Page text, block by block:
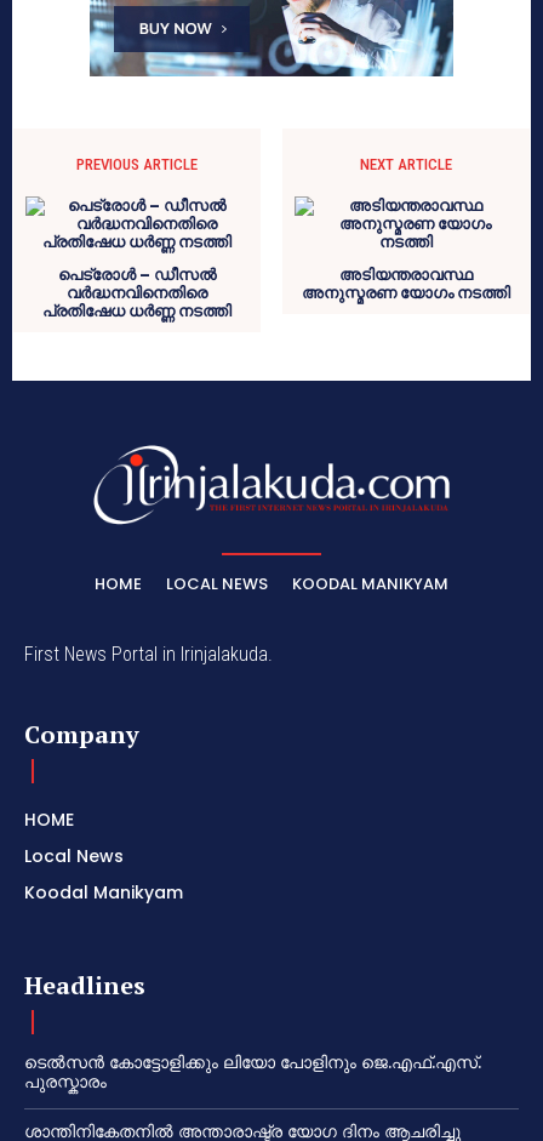
PREVIOUS ARTICLE
പെട്രോൾ – ഡീസൽ
വർദ്ധനവിനെതിരെ
പ്രതിഷേധ ധർണ്ണ നടത്തി
NEXT ARTICLE
അടിയന്തരാവസ്ഥ
അനുസ്മരണ യോഗം നടത്തി
HOME LOCAL NEWS KOODAL MANIKYAM
First News Portal in Irinjalakuda.
Company
HOME
Local News
Koodal Manikyam
Headlines
ടെൽസൻ കോട്ടോളിക്കും ലിയോ പോളിനും ജെ.എഫ്.എസ്.
പുരസ്കാരം
ശാന്തിനികേതനിൽ അന്താരാഷ്ട്ര യോഗ ദിനം ആചരിച്ചു